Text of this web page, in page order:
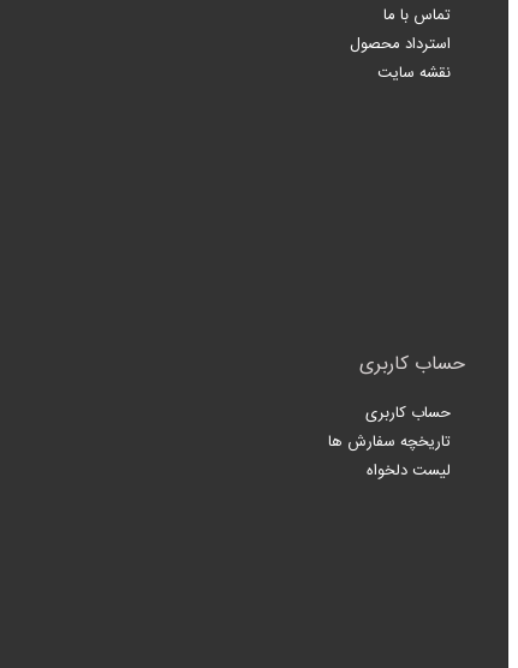
تماس با ما
استرداد محصول
نقشه سایت
حساب کاربری
حساب کاربری
تاریخچه سفارش ها
لیست دلخواه